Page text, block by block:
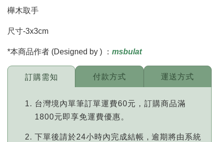
櫸木取手
尺寸-3x3cm
*本商品作者 (Designed by ) ： msbulat
訂購需知
台灣境內單筆訂單運費60元，訂購商品滿
1800元即享免運費優惠。
下單後請於24小時內完成結帳 , 逾期將由系統
付款方式 運送方式